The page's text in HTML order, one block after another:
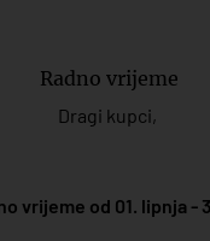
Radno vrijeme
Dragi kupci,
vrijeme od 01. lipnja -